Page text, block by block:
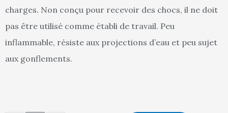
charges. Non conçu pour recevoir des chocs, il ne doit
pas être utilisé comme établi de travail. Peu
inflammable, résiste aux projections d’eau et peu sujet
aux gonflements.